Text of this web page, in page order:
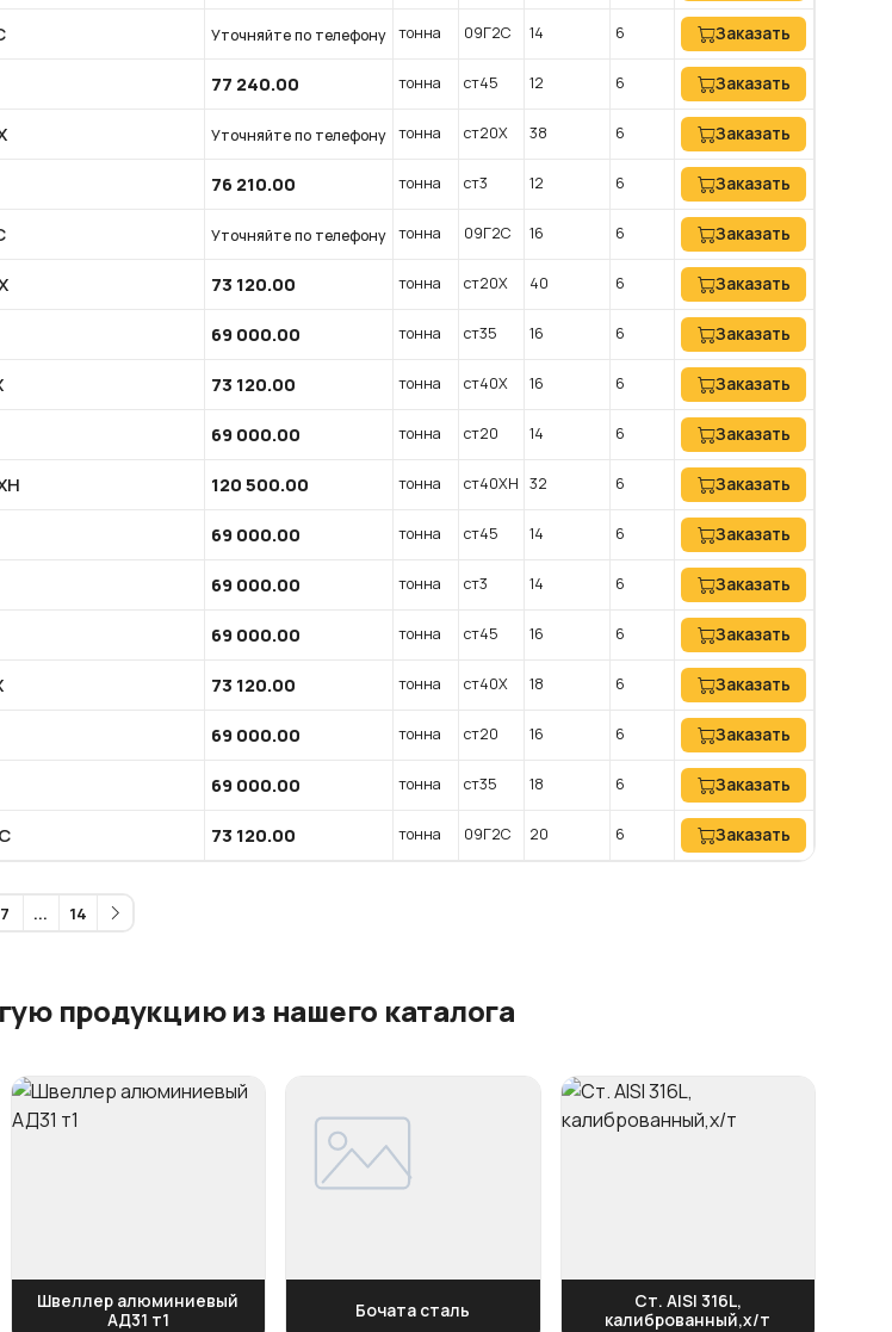
Уточняйте по телефону тонна 09Г2С 14 6 Заказать
77 240.00 тонна ст45 12 6 Заказать
Уточняйте по телефону тонна ст20Х 38 6 Заказать
76 210.00 тонна ст3 12 6 Заказать
Уточняйте по телефону тонна 09Г2С 16 6 Заказать
73 120.00 тонна ст20Х 40 6 Заказать
69 000.00 тонна ст35 16 6 Заказать
73 120.00 тонна ст40Х 16 6 Заказать
69 000.00 тонна ст20 14 6 Заказать
120 500.00 тонна ст40ХН 32 6 Заказать
69 000.00 тонна ст45 14 6 Заказать
69 000.00 тонна ст3 14 6 Заказать
69 000.00 тонна ст45 16 6 Заказать
73 120.00 тонна ст40Х 18 6 Заказать
69 000.00 тонна ст20 16 6 Заказать
69 000.00 тонна ст35 18 6 Заказать
73 120.00 тонна 09Г2С 20 6 Заказать
7 ... 14
продукцию из нашего каталога
Швеллер алюминиевый
АД31 т1
Бочата сталь
Ст. AISI 316L,
калиброванный,х/т